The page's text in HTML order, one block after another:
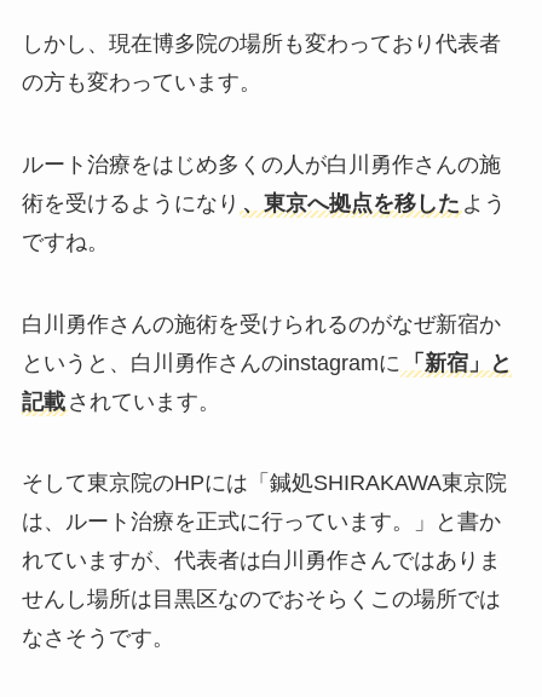
しかし、現在博多院の場所も変わっており代表者
の方も変わっています。
ルート治療をはじめ多くの人が白川勇作さんの施
術を受けるようになり 、東京へ拠点を移した よう
ですね。
白川勇作さんの施術を受けられるのがなぜ新宿か
というと、白川勇作さんのinstagramに
「新宿」と
記載 されています。
そして東京院のHPには「鍼処SHIRAKAWA東京院
は、ルート治療を正式に行っています。」と書か
れていますが、代表者は白川勇作さんではありま
せんし場所は目黒区なのでおそらくこの場所では
なさそうです。